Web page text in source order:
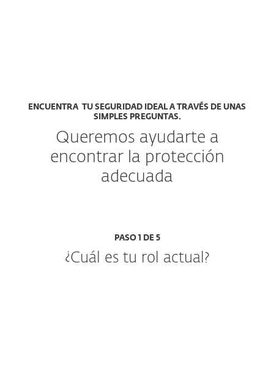
ENCUENTRA TU SEGURIDAD IDEAL A TRAVÉS DE UNAS
SIMPLES PREGUNTAS.
Queremos ayudarte a
encontrar la protección
adecuada
PASO 1 DE 5
¿Cuál es tu rol actual?